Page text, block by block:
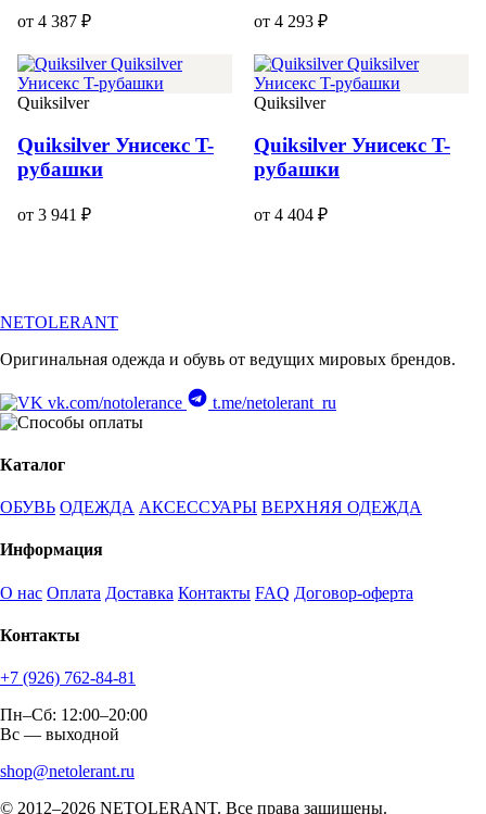
от 4 387 ₽ от 4 293 ₽
Quiksilver
Quiksilver Унисекс T-
рубашки
от 3 941 ₽
Quiksilver
Quiksilver Унисекс T-
рубашки
от 4 404 ₽
NETOLERANT
Оригинальная одежда и обувь от ведущих мировых брендов.
vk.com/notolerance t.me/netolerant_ru
Каталог
ОБУВЬ ОДЕЖДА АКСЕССУАРЫ ВЕРХНЯЯ ОДЕЖДА
Информация
О нас Оплата Доставка Контакты FAQ Договор-оферта
Контакты
+7 (926) 762-84-81
Пн–Сб: 12:00–20:00
Вс — выходной
shop@netolerant.ru
© 2012–2026 NETOLERANT. Все права защищены.